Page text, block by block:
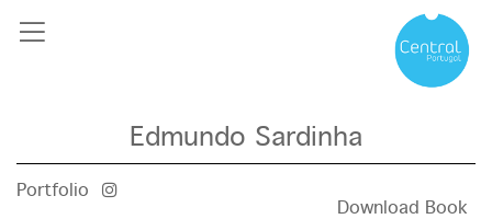
Edmundo Sardinha
Portfolio
Download Book